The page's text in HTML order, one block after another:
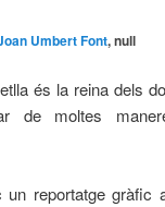
Umbert Font, null
és la reina dels
de moltes
reportatge gràfic